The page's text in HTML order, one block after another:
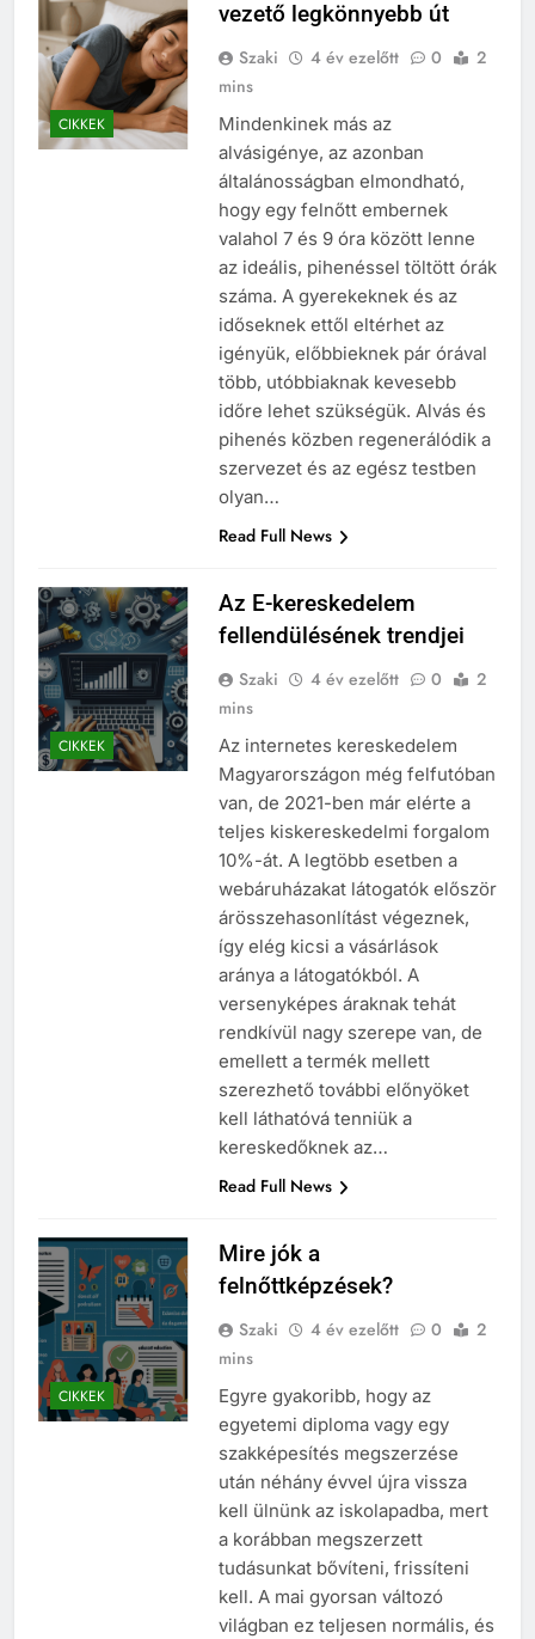
CIKKEK
vezető legkönnyebb út
Szaki 4 év ezelőtt 0
2
mins
Mindenkinek más az
alvásigénye, az azonban
általánosságban elmondható,
hogy egy felnőtt embernek
valahol 7 és 9 óra között lenne
az ideális, pihenéssel töltött órák
száma. A gyerekeknek és az
időseknek ettől eltérhet az
igényük, előbbieknek pár órával
több, utóbbiaknak kevesebb
időre lehet szükségük. Alvás és
pihenés közben regenerálódik a
szervezet és az egész testben
olyan…
Read Full News
CIKKEK
Az E-kereskedelem
fellendülésének trendjei
Szaki 4 év ezelőtt 0
2
mins
Az internetes kereskedelem
Magyarországon még felfutóban
van, de 2021-ben már elérte a
teljes kiskereskedelmi forgalom
10%-át. A legtöbb esetben a
webáruházakat látogatók először
árösszehasonlítást végeznek,
így elég kicsi a vásárlások
aránya a látogatókból. A
versenyképes áraknak tehát
rendkívül nagy szerepe van, de
emellett a termék mellett
szerezhető további előnyöket
kell láthatóvá tenniük a
kereskedőknek az…
Read Full News
CIKKEK
Mire jók a
felnőttképzések?
Szaki 4 év ezelőtt 0
2
mins
Egyre gyakoribb, hogy az
egyetemi diploma vagy egy
szakképesítés megszerzése
után néhány évvel újra vissza
kell ülnünk az iskolapadba, mert
a korábban megszerzett
tudásunkat bővíteni, frissíteni
kell. A mai gyorsan változó
világban ez teljesen normális, és